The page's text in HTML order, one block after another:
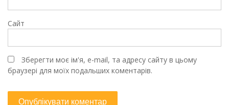
Сайт
Зберегти моє ім'я, e-mail, та адресу сайту в цьому
браузері для моїх подальших коментарів.